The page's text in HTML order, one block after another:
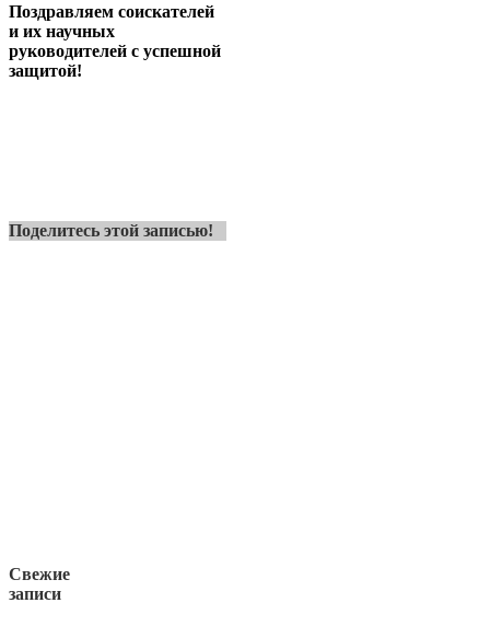
Поздравляем соискателей
и их научных
руководителей с успешной
защитой!
Поделитесь этой записью!
Свежие
записи